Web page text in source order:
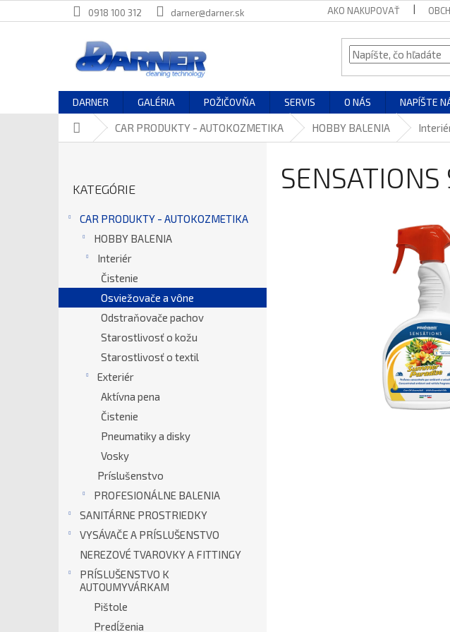
na
0918 100 312 darner@darner.sk AKO NAKUPOVAŤ
DARNER GALÉRIA POŽIČOVŇA SERVIS O NÁS NAPÍŠTE
DomovCAR PRODUKTY - AUTOKOZMETIKA HOBBY BALENIA
L
kategórie
KATEGÓRIE
CAR PRODUKTY - AUTOKOZMETIKA
HOBBY BALENIA
Interiér
Čistenie
Osviežovače a vône
Odstraňovače pachov
Starostlivosť o kožu
Starostlivosť o textil
Exteriér
Aktívna pena
Čistenie
Pneumatiky a disky
Vosky
Príslušenstvo
PROFESIONÁLNE BALENIA
SANITÁRNE PROSTRIEDKY
VYSÁVAČE A PRÍSLUŠENSTVO
NEREZOVÉ TVAROVKY A FITTINGY
PRÍSLUŠENSTVO K
AUTOUMYVÁRKAM
Pištole
Predĺženia